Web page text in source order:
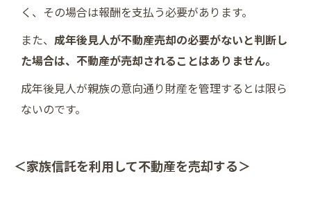
く、その場合は報酬を支払う必要があります。
また、 成年後見人が不動産売却の必要がないと判断し
た場合は、不動産が売却されることはありません。
成年後見人が親族の意向通り財産を管理するとは限ら
ないのです。
＜家族信託を利用して不動産を売却する＞